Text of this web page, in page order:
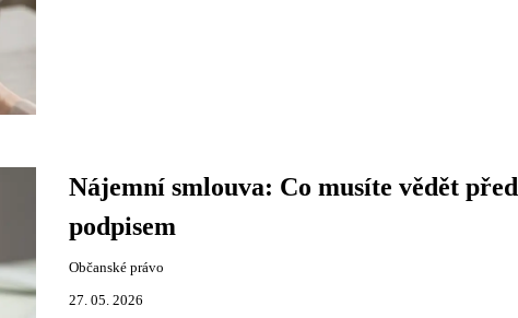
Nájemní smlouva: Co musíte vědět před
podpisem
Občanské právo
27. 05. 2026